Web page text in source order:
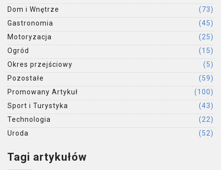
Dom i Wnętrze
(73)
Gastronomia
(45)
Motoryzacja
(25)
Ogród
(15)
Okres przejściowy
(5)
Pozostałe
(59)
Promowany Artykuł
(100)
Sport i Turystyka
(43)
Technologia
(22)
Uroda
(52)
Tagi artykułów